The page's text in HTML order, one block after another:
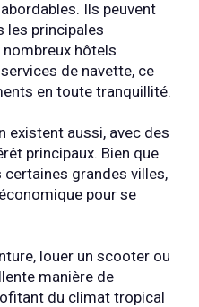
Ils peuvent
les principales
hôtels
de navette, ce
en toute tranquillité.
existent aussi, avec des
principaux. Bien que
grandes villes,
pour se
louer un scooter ou
manière de
du climat tropical